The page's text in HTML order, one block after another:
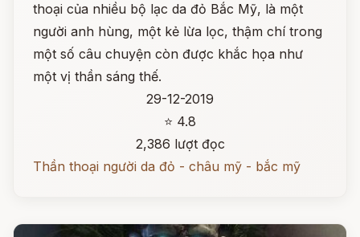
thoại của nhiều bộ lạc da đỏ Bắc Mỹ, là một
người anh hùng, một kẻ lừa lọc, thậm chí trong
một số câu chuyện còn được khắc họa như
một vị thần sáng thế.
29-12-2019
⭐ 4.8
2,386 lượt đọc
Thần thoại người da đỏ - châu mỹ - bắc mỹ